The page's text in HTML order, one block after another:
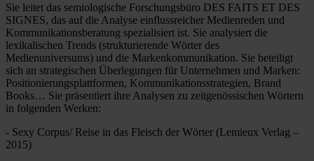
Sie leitet das semiologische Forschungsbüro DES FAITS ET DES
SIGNES, das auf die Analyse einflussreicher Medienreden und
Kommunikationsberatung spezialisiert ist. Sie analysiert die
lexikalischen Trends (strukturierende Wörter des
Medienuniversums) und die Markenkommunikation. Sie beteiligt
sich an strategischen Überlegungen für Unternehmen und Marken:
Positionierungsplattformen, Kommunikationsstrategien, Brand
Books… Sie präsentiert ihre Analysen zu zeitgenössischen Wörtern
in folgenden Werken:
-­ Sexy Corpus/ Reise in das Fleisch der Wörter (Lemieux Verlag –
2015)